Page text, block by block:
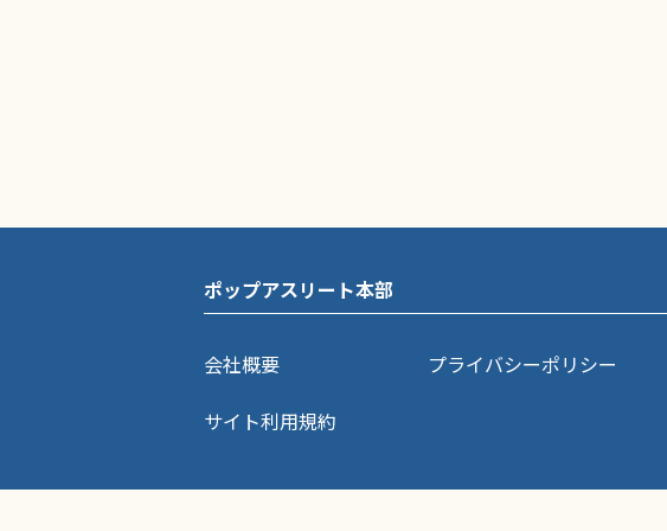
ポップアスリート本部
会社概要 プライバシーポリシー
サイト利用規約